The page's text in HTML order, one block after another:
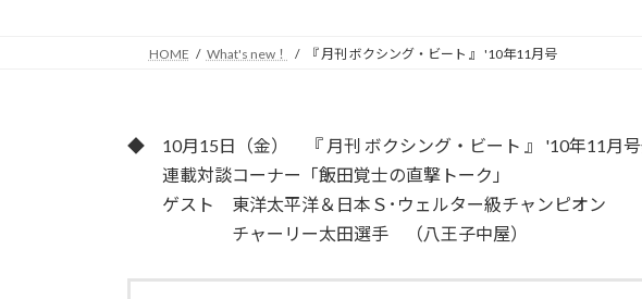
HOME What's new！ 『 月刊 ボクシング・ビート 』 '10年11月号
◆ 10月15日（金） 『 月刊 ボクシング・ビート 』 '10年11月
連載対談コーナー「飯田覚士の直撃トーク」
ゲスト 東洋太平洋＆日本Ｓ･ウェルター級チャンピオン
チャーリー太田選手 （八王子中屋）